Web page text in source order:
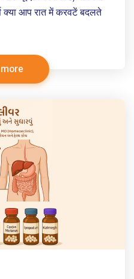
क्या आप रात में करवटें बदलते